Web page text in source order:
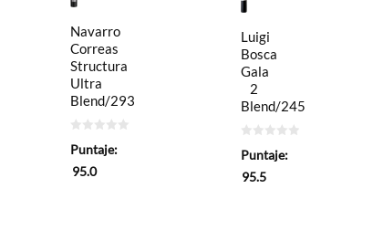
Navarro
Correas
Structura
Ultra
Blend/293
de
Puntaje:
95.0
Luigi
Bosca
Gala
2
Blend/245
de
Puntaje:
95.5